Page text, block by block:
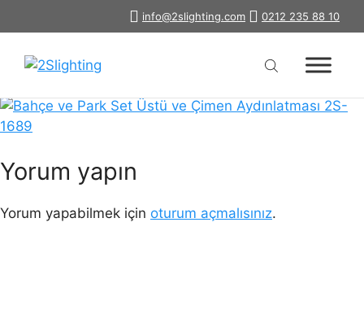
atla
info@2slighting.com 0212 235 88 10
bahce-park-set-ustu-cimen-
aydinlatmasi-2s-1689
Yorum yapın
Yorum yapabilmek için oturum açmalısınız.